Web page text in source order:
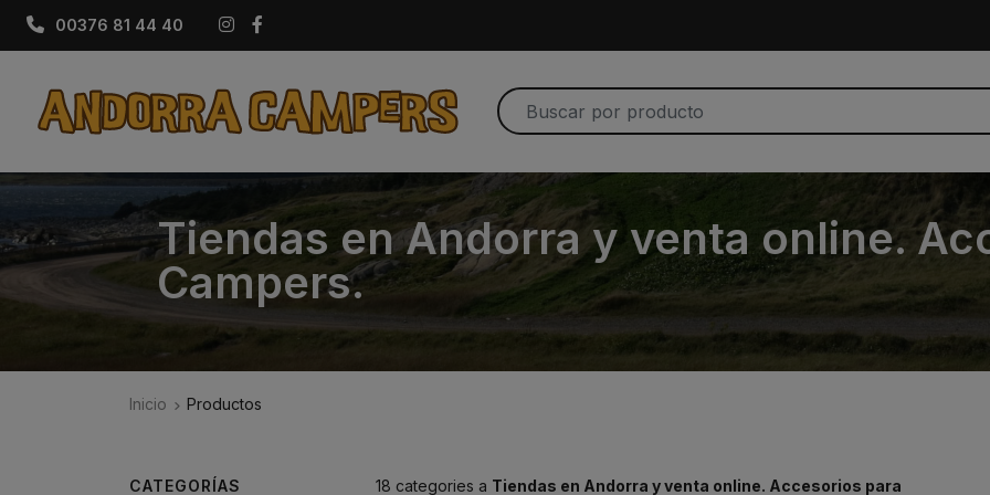
00376 81 44 40 Instagram
Tiendas en Andorra y venta online.
Campers.
Inicio Productos
18 categories a Tiendas en Andorra y venta online. Accesorios para
CATEGORÍAS